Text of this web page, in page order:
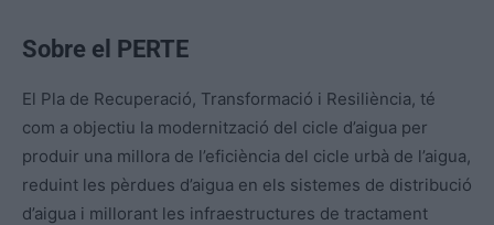
Sobre el PERTE
El Pla de Recuperació, Transformació i Resiliència, té
com a objectiu la modernització del cicle d’aigua per
produir una millora de l’eficiència del cicle urbà de l’aigua,
reduint les pèrdues d’aigua en els sistemes de distribució
d’aigua i millorant les infraestructures de tractament